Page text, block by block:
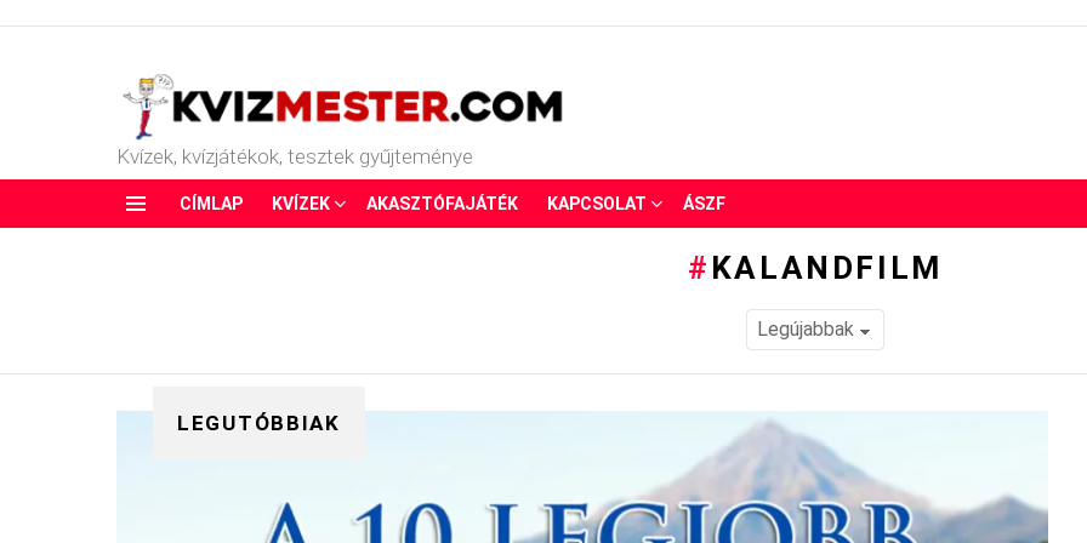
Kvízek, kvízjátékok, tesztek gyűjteménye
CÍMLAP KVÍZEK AKASZTÓFAJÁTÉK KAPCSOLAT ÁSZF
KALANDFILM
LEGUTÓBBIAK